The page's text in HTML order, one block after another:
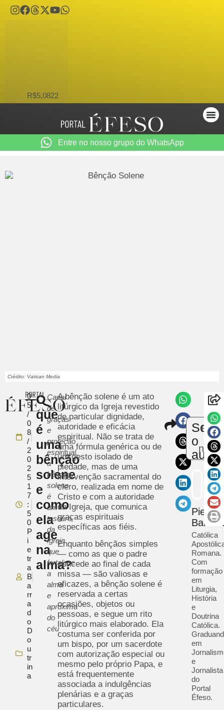
R$5,0822
Entre no nosso grupo do WhatsApp
Crédito: Vatican Media
0
5
/
0
8
/
2
0
2
5
1
7
:
5
0
P
i
e
tr
a
B
a
rr
a
d
o
D
o
u
tr
in
a
O
que
é
uma
bênção
solene
e
como
ela
age
na
alma?
Canal
de
graças
e
proteção
espiritual,
a
bênção
solene
é
um
tesouro
da
Igreja
que
fortalece
a
alma
e
aproxima
do
céu
A bênção solene é um ato
litúrgico da Igreja revestido
de particular dignidade,
autoridade e eficácia
espiritual. Não se trata de
uma fórmula genérica ou de
um gesto isolado de
piedade, mas de uma
intervenção sacramental do
clero, realizada em nome de
Cristo e com a autoridade
da Igreja, que comunica
graças espirituais
específicas aos fiéis.
Enquanto bênçãos simples
— como as que o padre
concede ao final de cada
missa — são valiosas e
eficazes, a bênção solene é
reservada a certas
ocasiões, objetos ou
pessoas, e segue um rito
litúrgico mais elaborado. Ela
costuma ser conferida por
um bispo, por um sacerdote
com autorização especial ou
mesmo pelo próprio Papa, e
está frequentemente
associada a indulgências
plenárias e a graças
particulares.
uma
o
autor
Pietra
Católica
Romana.
Com
formação
em
Liturgia,
História
e
Doutrina
Católica.
em
e
Jornalista
do
Portal
Éfeso.